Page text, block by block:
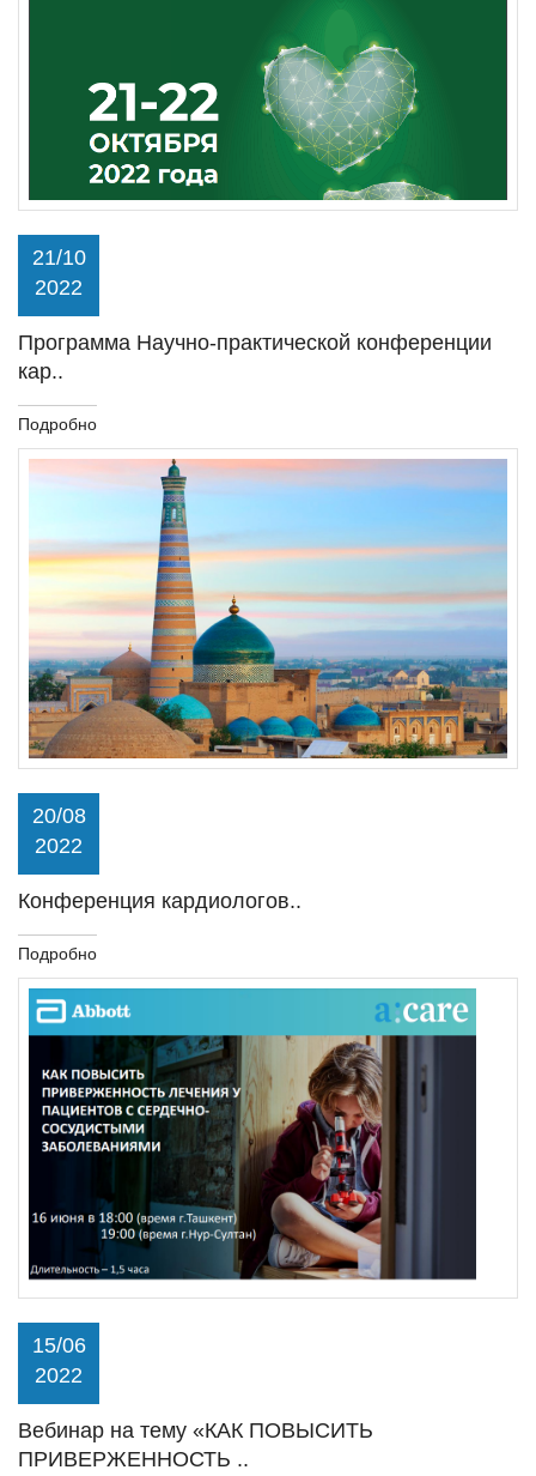
21/10
2022
Программа Научно-практической конференции
кар..
Подробно
20/08
2022
Конференция кардиологов..
Подробно
15/06
2022
Вебинар на тему «КАК ПОВЫСИТЬ
ПРИВЕРЖЕННОСТЬ ..